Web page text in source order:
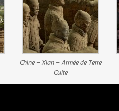
Chine – Xian – Armée de Terre
Cuite